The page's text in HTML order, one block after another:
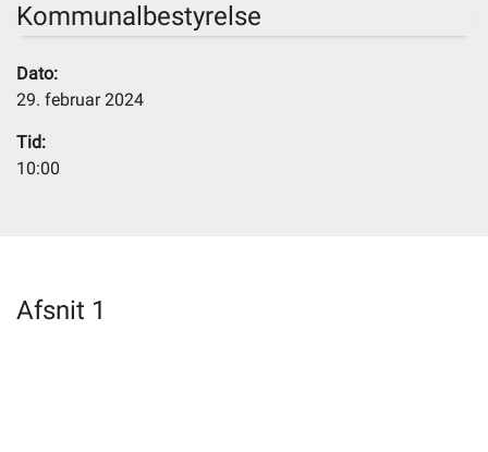
Vedtægter
Selvbetjening
Kommunalbestyrelse
Dato:
29. februar 2024
Tid:
10:00
Afsnit 1